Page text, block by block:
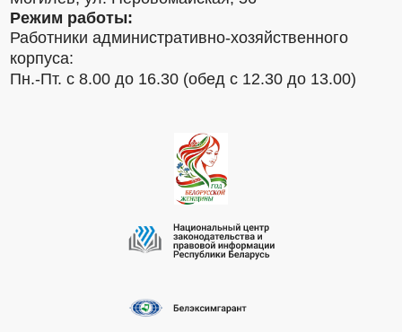
Режим работы:
Работники административно-хозяйственного
корпуса:
Пн.-Пт. с 8.00 до 16.30 (обед с 12.30 до 13.00)